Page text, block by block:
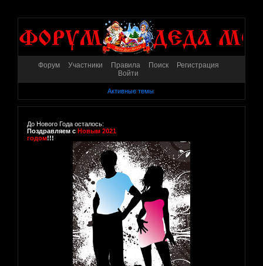
Форум Участники Правила Поиск
Регистрация
Войти
Активные темы
До Нового Года осталось:
Поздравляем с Новым 2021
годом!!!